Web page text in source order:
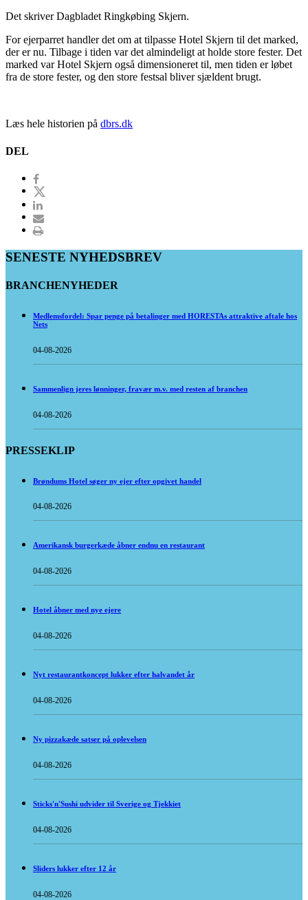
Det skriver Dagbladet Ringkøbing Skjern.
For ejerparret handler det om at tilpasse Hotel Skjern til det marked,
der er nu. Tilbage i tiden var det almindeligt at holde store fester. Det
marked var Hotel Skjern også dimensioneret til, men tiden er løbet
fra de store fester, og den store festsal bliver sjældent brugt.
Læs hele historien på dbrs.dk
DEL
SENESTE NYHEDSBREV
BRANCHENYHEDER
Medlemsfordel: Spar penge på betalinger med HORESTAs attraktive aftale hos
Nets
04-08-2026
Sammenlign jeres lønninger, fravær m.v. med resten af branchen
04-08-2026
PRESSEKLIP
Brøndums Hotel søger ny ejer efter opgivet handel
04-08-2026
Amerikansk burgerkæde åbner endnu en restaurant
04-08-2026
Hotel åbner med nye ejere
04-08-2026
Nyt restaurantkoncept lukker efter halvandet år
04-08-2026
Ny pizzakæde satser på oplevelsen
04-08-2026
Sticks'n'Sushi udvider til Sverige og Tjekkiet
04-08-2026
Sliders lukker efter 12 år
04-08-2026